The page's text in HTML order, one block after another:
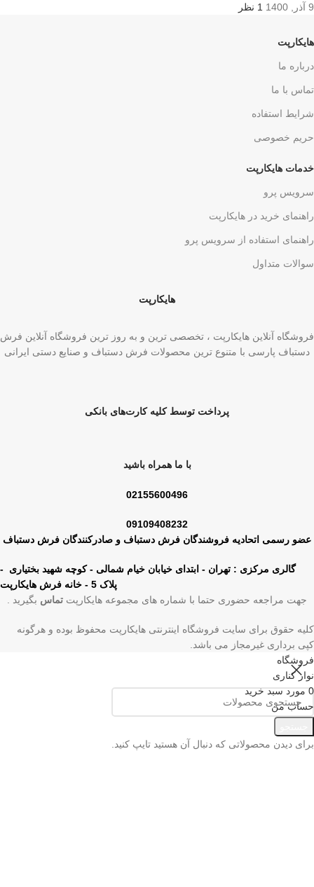
9 آذر, 1400 1 نظر
هایکارپت
درباره ما
تماس با ما
شرایط استفاده
حریم خصوصی
خدمات هایکارپت
سرویس پرو
راهنمای خرید در هایکارپت
راهنمای استفاده از سرویس پرو
سوالات متداول
هایکارپت
فروشگاه آنلاین هایکارپت ، تخصصی ترین و به روز ترین فروشگاه آنلاین فرش
دستباف پارسی با متنوع ترین محصولات فرش دستباف و صنایع دستی ایرانی
پرداخت توسط کلیه کارت‌های بانکی
با ما همراه باشید
02155600496
09109408232
عضو رسمی اتحادیه فروشندگان فرش دستباف و صادرکنندگان فرش دستباف
گالری مرکزی : تهران - ابتدای خیابان خیام شمالی - کوچه شهید بختیاری -
پلاک 5 - خانه فرش هایکارپت
جهت مراجعه حضوری حتما با شماره های مجموعه هایکارپت تماس بگیرید .
کلیه حقوق برای سایت فروشگاه اینترنتی هایکارپت محفوظ بوده و هرگونه
کپی برداری غیرمجاز می باشد.
برای دیدن محصولاتی که دنبال آن هستید تایپ کنید.
فروشگاه
نوار کناری
0 مورد سبد خرید
حساب من
منو